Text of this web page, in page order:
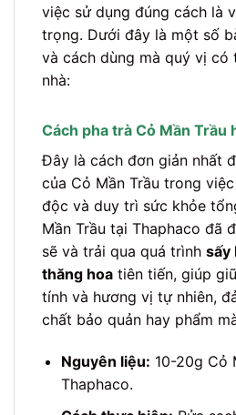
việc sử dụng đúng cách là
trọng. Dưới đây là một số
và cách dùng mà quý vị có
nhà:
Cách pha trà Cỏ Mần Trầu
Đây là cách đơn giản nhất
của Cỏ Mần Trầu trong
độc và duy trì sức khỏe
Mần Trầu tại Thaphaco đã
sẽ và trải qua quá trình sấy
thăng hoa tiên tiến, giúp
tính và hương vị tự nhiên,
chất bảo quản hay phẩm
Nguyên liệu: 10-20g Cỏ
Thaphaco.